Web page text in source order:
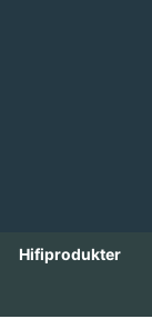
Hifiprodukter